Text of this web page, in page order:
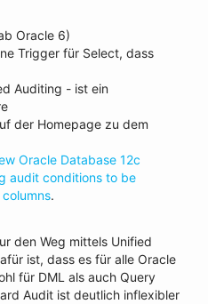
Oracle 6)
Trigger für Select, dass
Auditing - ist ein
der Homepage zu dem
Oracle Database 12c
audit conditions to be
.
den Weg mittels Unified
ist, dass es für alle Oracle
für DML als auch Query
Audit ist deutlich inflexibler